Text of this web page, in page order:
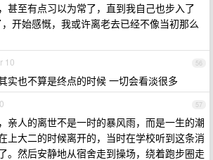
甚至有点习以为常了，直到我自己也步入了
开始感慨，我或许离老去已经不像当初那么
56
10
实也不算是终点的时候 一切会看淡很多
57
亲人的离世不是一时的暴风雨，而是一生的潮
上大二的时候离开的，当时在学校听到这条消
。然后安静地从宿舍走到操场，绕着跑步圈走